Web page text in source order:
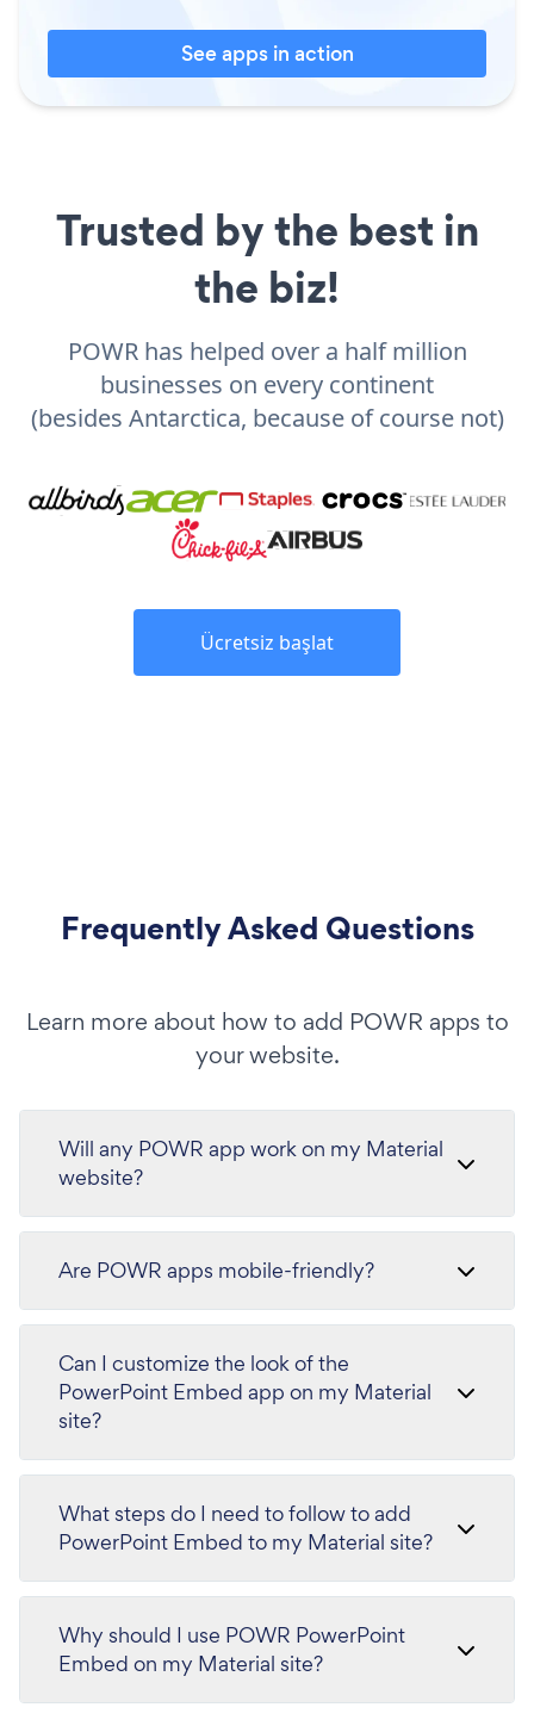
See apps in action
Trusted by the best in
the biz!
POWR has helped over a half million
businesses on every continent
(besides Antarctica, because of course not)
Ücretsiz başlat
Frequently Asked Questions
Learn more about how to add POWR apps to
your website.
Will any POWR app work on my Material
website?
Are POWR apps mobile-friendly?
Can I customize the look of the
PowerPoint Embed app on my Material
site?
What steps do I need to follow to add
PowerPoint Embed to my Material site?
Why should I use POWR PowerPoint
Embed on my Material site?